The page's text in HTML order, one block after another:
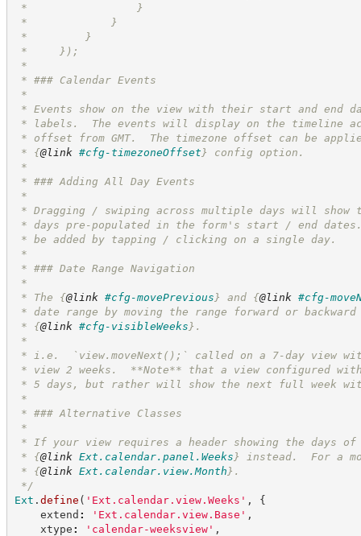
*                 }
*             }
*         }
*     });
*
* ### Calendar Events
*
* Events show on the view with their start and end
* labels.  The events will display on the timeline
* offset from GMT.  The timezone offset can be
* {@link #cfg-timezoneOffset }
config option.
*
* ### Adding All Day Events
*
* Dragging / swiping across multiple days will show
* days pre-populated in the form's start / end
* be added by tapping / clicking on a single day.
*
* ### Date Range Navigation
*
* The {@link #cfg-movePrevious } and {@link #cfg-
* date range by moving the range forward or backward
* {@link #cfg-visibleWeeks } .
*
* i.e.  `view.moveNext();` called on a 7-day view
* view 2 weeks.  **Note** that a view configured
* 5 days, but rather will show the next full week
*
* ### Alternative Classes
*
* If your view requires a header showing the days of
* {@link Ext.calendar.panel.Weeks }
instead.  For a
* {@link Ext.calendar.view.Month } .
*/
Ext .define ( ' Ext.calendar.view.Weeks ' ,
{
extend : ' Ext.calendar.view.Base ' ,
xtype : ' calendar-weeksview ' ,